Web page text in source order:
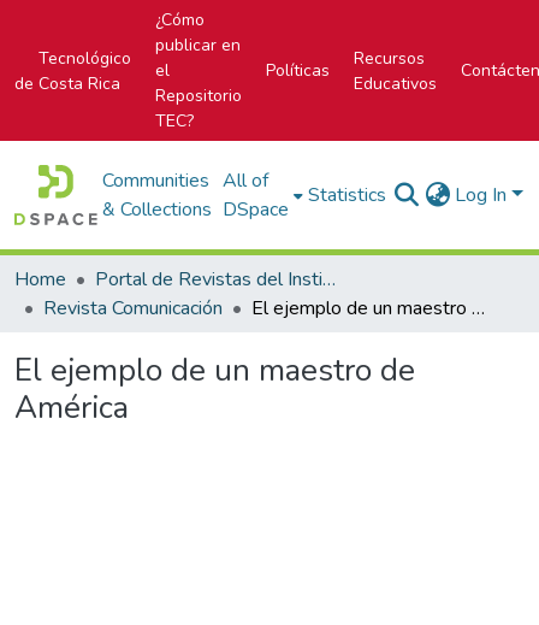
Tecnológico
de Costa Rica
¿Cómo
publicar en
el
Repositorio
TEC?
Políticas
Recursos
Educativos
Communities
& Collections
All of
DSpace
Statistics Log In
Home
Portal de Revistas del Instituto Tecnológico de Costa Rica
Revista Comunicación
El ejemplo de un maestro de América
El ejemplo de un maestro de
América